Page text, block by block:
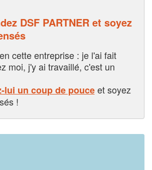
DSF PARTNER et soyez
cette entreprise : je l'ai fait
moi, j'y ai travaillé, c'est un
lui un coup de pouceet soyez
!